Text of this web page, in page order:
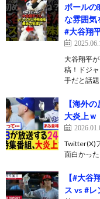
ボールの
な雰囲気
#大谷翔
大谷翔平
稿！ドジ
手だと話
【海外
大炎上ｗ
Twitter(X)
面白かっ
【#大谷
ス vs #